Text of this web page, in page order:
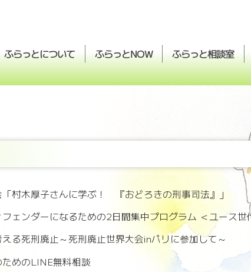
ふらっとについて ふらっとNOW ふらっと相談室
「村木厚子さんに学ぶ！ 『おどろきの刑事司法』」
フェンダーになるための2日間集中プログラム ＜ユース
える死刑廃止～死刑廃止世界大会inパリに参加して～
ためのLINE無料相談